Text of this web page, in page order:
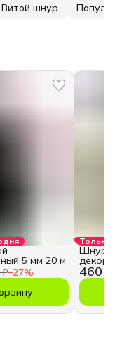
Витой шнур
−27%
5 мм 20 м
Только
460 ₽
Шнур